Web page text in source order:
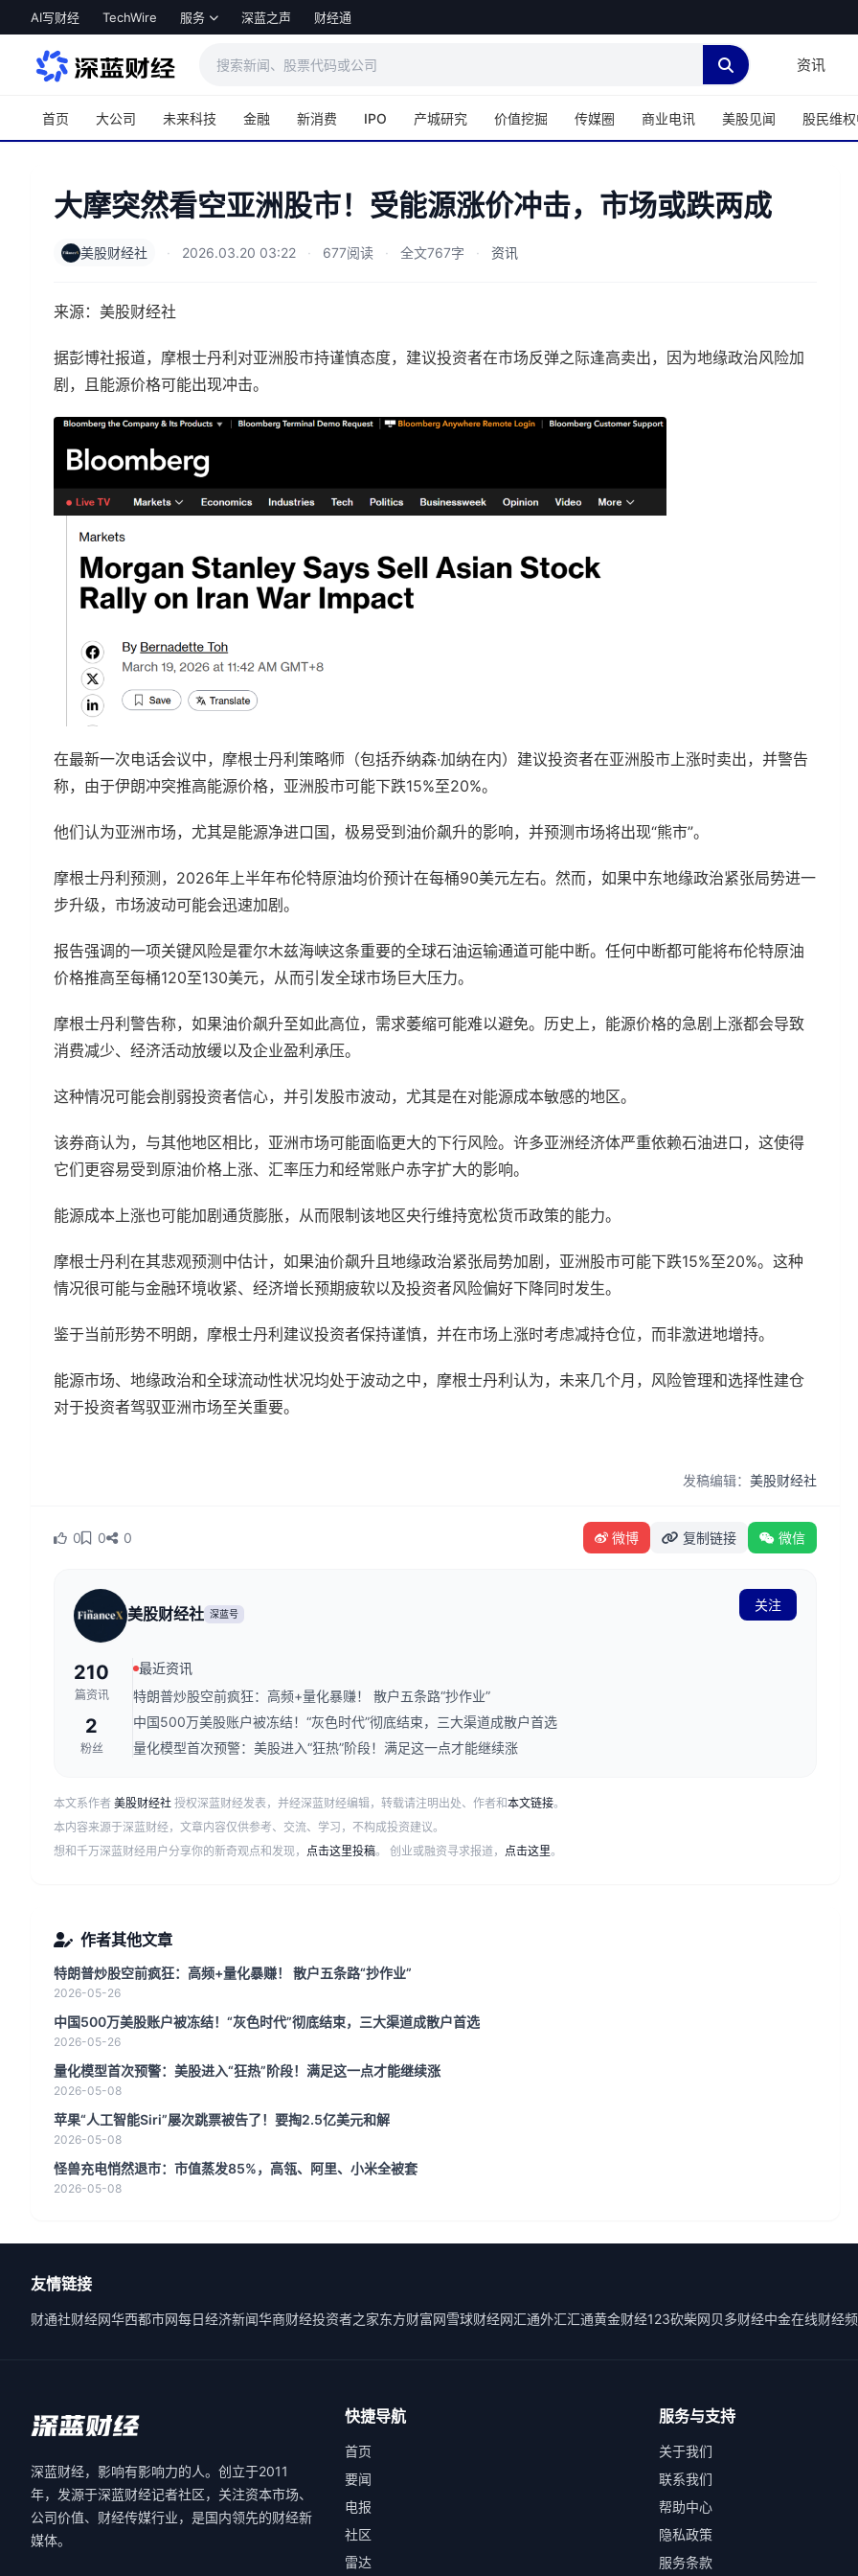
跳转到主内容
AI写财经 TechWire 服务 深蓝之声 财经通
资讯
首页 大公司 未来科技 金融 新消费 IPO 产城研究 价值挖掘 传媒圈 商业电讯 美股见闻 股民维
大摩突然看空亚洲股市！受能源涨价冲击，市场或跌两成
美股财经社 · 2026.03.20 03:22 · 677阅读 · 全文767字 · 资讯
来源：美股财经社
据彭博社报道，摩根士丹利对亚洲股市持谨慎态度，建议投资者在市场反弹之际逢高卖出，因为地缘政治风险加
剧，且能源价格可能出现冲击。
在最新一次电话会议中，摩根士丹利策略师（包括乔纳森·加纳在内）建议投资者在亚洲股市上涨时卖出，并警告
称，由于伊朗冲突推高能源价格，亚洲股市可能下跌15%至20%。
他们认为亚洲市场，尤其是能源净进口国，极易受到油价飙升的影响，并预测市场将出现“熊市”。
摩根士丹利预测，2026年上半年布伦特原油均价预计在每桶90美元左右。然而，如果中东地缘政治紧张局势进一
步升级，市场波动可能会迅速加剧。
报告强调的一项关键风险是霍尔木兹海峡这条重要的全球石油运输通道可能中断。任何中断都可能将布伦特原油
价格推高至每桶120至130美元，从而引发全球市场巨大压力。
摩根士丹利警告称，如果油价飙升至如此高位，需求萎缩可能难以避免。历史上，能源价格的急剧上涨都会导致
消费减少、经济活动放缓以及企业盈利承压。
这种情况可能会削弱投资者信心，并引发股市波动，尤其是在对能源成本敏感的地区。
该券商认为，与其他地区相比，亚洲市场可能面临更大的下行风险。许多亚洲经济体严重依赖石油进口，这使得
它们更容易受到原油价格上涨、汇率压力和经常账户赤字扩大的影响。
能源成本上涨也可能加剧通货膨胀，从而限制该地区央行维持宽松货币政策的能力。
摩根士丹利在其悲观预测中估计，如果油价飙升且地缘政治紧张局势加剧，亚洲股市可能下跌15%至20%。这种
情况很可能与金融环境收紧、经济增长预期疲软以及投资者风险偏好下降同时发生。
鉴于当前形势不明朗，摩根士丹利建议投资者保持谨慎，并在市场上涨时考虑减持仓位，而非激进地增持。
能源市场、地缘政治和全球流动性状况均处于波动之中，摩根士丹利认为，未来几个月，风险管理和选择性建仓
对于投资者驾驭亚洲市场至关重要。
发稿编辑：美股财经社
0 0 0 微博 复制链接 微信
美股财经社 深蓝号
关注
210
篇资讯
2
粉丝
最近资讯
特朗普炒股空前疯狂：高频+量化暴赚！ 散户五条路“抄作业”
中国500万美股账户被冻结！“灰色时代”彻底结束，三大渠道成散户首选
量化模型首次预警：美股进入“狂热”阶段！满足这一点才能继续涨
本文系作者 美股财经社 授权深蓝财经发表，并经深蓝财经编辑，转载请注明出处、作者和本文链接。
本内容来源于深蓝财经，文章内容仅供参考、交流、学习，不构成投资建议。
想和千万深蓝财经用户分享你的新奇观点和发现， 点击这里投稿。 创业或融资寻求报道， 点击这里。
作者其他文章
特朗普炒股空前疯狂：高频+量化暴赚！ 散户五条路“抄作业”
2026-05-26
中国500万美股账户被冻结！“灰色时代”彻底结束，三大渠道成散户首选
2026-05-26
量化模型首次预警：美股进入“狂热”阶段！满足这一点才能继续涨
2026-05-08
苹果“人工智能Siri”屡次跳票被告了！要掏2.5亿美元和解
2026-05-08
怪兽充电悄然退市：市值蒸发85%，高瓴、阿里、小米全被套
2026-05-08
友情链接
财通社财经网华西都市网每日经济新闻华商财经投资者之家东方财富网雪球财经网汇通外汇汇通黄金财经123砍柴网贝多财经中金在线财经
深蓝财经，影响有影响力的人。创立于2011
年，发源于深蓝财经记者社区，关注资本市场、
公司价值、财经传媒行业，是国内领先的财经新
媒体。
快捷导航
首页
要闻
电报
社区
雷达
服务与支持
关于我们
联系我们
帮助中心
隐私政策
服务条款